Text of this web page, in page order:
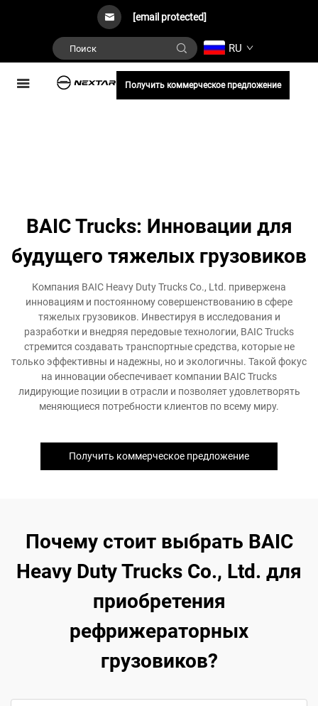
[email protected]
RU
Получить коммерческое предложение
BAIC Trucks: Инновации для
будущего тяжелых грузовиков
Компания BAIC Heavy Duty Trucks Co., Ltd. привержена
инновациям и постоянному совершенствованию в сфере
тяжелых грузовиков. Инвестируя в исследования и
разработки и внедряя передовые технологии, BAIC Trucks
стремится создавать транспортные средства, которые не
только эффективны и надежны, но и экологичны. Такой фокус
на инновации обеспечивает компании BAIC Trucks
лидирующие позиции в отрасли и позволяет удовлетворять
меняющиеся потребности клиентов по всему миру.
Получить коммерческое предложение
Почему стоит выбрать BAIC
Heavy Duty Trucks Co., Ltd. для
приобретения
рефрижераторных
грузовиков?